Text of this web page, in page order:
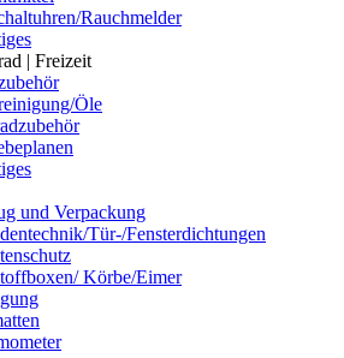
Rauchmelder
| Freizeit
Öle
und Verpackung
Tür-/Fensterdichtungen
Körbe/Eimer